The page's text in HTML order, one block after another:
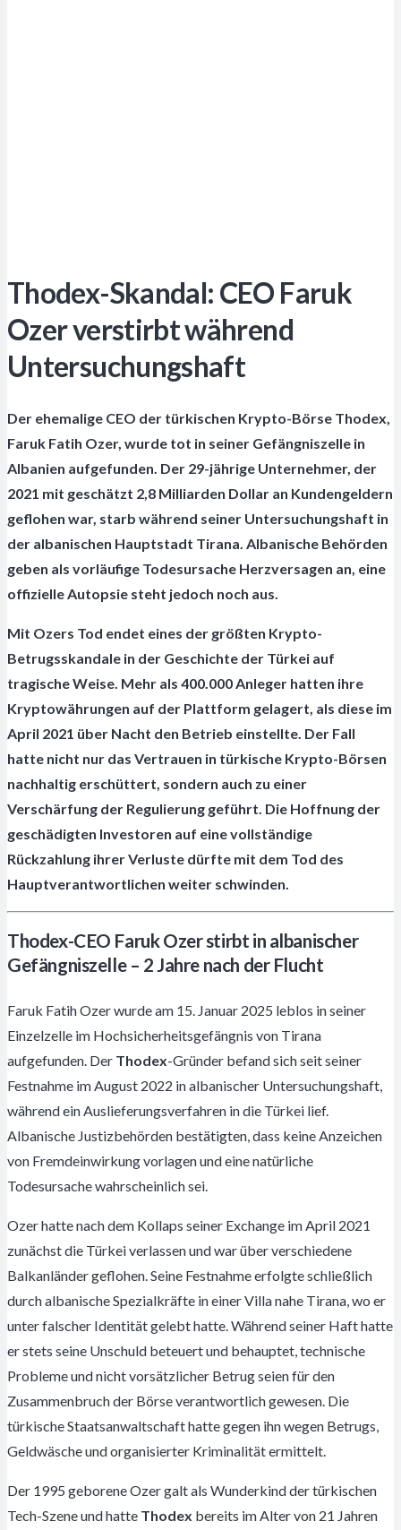
Thodex-Skandal: CEO Faruk
Ozer verstirbt während
Untersuchungshaft
Der ehemalige CEO der türkischen Krypto-Börse Thodex,
Faruk Fatih Ozer, wurde tot in seiner Gefängniszelle in
Albanien aufgefunden. Der 29-jährige Unternehmer, der
2021 mit geschätzt 2,8 Milliarden Dollar an Kundengeldern
geflohen war, starb während seiner Untersuchungshaft in
der albanischen Hauptstadt Tirana. Albanische Behörden
geben als vorläufige Todesursache Herzversagen an, eine
offizielle Autopsie steht jedoch noch aus.
Mit Ozers Tod endet eines der größten Krypto-
Betrugsskandale in der Geschichte der Türkei auf
tragische Weise. Mehr als 400.000 Anleger hatten ihre
Kryptowährungen auf der Plattform gelagert, als diese im
April 2021 über Nacht den Betrieb einstellte. Der Fall
hatte nicht nur das Vertrauen in türkische Krypto-Börsen
nachhaltig erschüttert, sondern auch zu einer
Verschärfung der Regulierung geführt. Die Hoffnung der
geschädigten Investoren auf eine vollständige
Rückzahlung ihrer Verluste dürfte mit dem Tod des
Hauptverantwortlichen weiter schwinden.
Thodex-CEO Faruk Ozer stirbt in albanischer
Gefängniszelle – 2 Jahre nach der Flucht
Faruk Fatih Ozer wurde am 15. Januar 2025 leblos in seiner
Einzelzelle im Hochsicherheitsgefängnis von Tirana
aufgefunden. Der Thodex-Gründer befand sich seit seiner
Festnahme im August 2022 in albanischer Untersuchungshaft,
während ein Auslieferungsverfahren in die Türkei lief.
Albanische Justizbehörden bestätigten, dass keine Anzeichen
von Fremdeinwirkung vorlagen und eine natürliche
Todesursache wahrscheinlich sei.
Ozer hatte nach dem Kollaps seiner Exchange im April 2021
zunächst die Türkei verlassen und war über verschiedene
Balkanländer geflohen. Seine Festnahme erfolgte schließlich
durch albanische Spezialkräfte in einer Villa nahe Tirana, wo er
unter falscher Identität gelebt hatte. Während seiner Haft hatte
er stets seine Unschuld beteuert und behauptet, technische
Probleme und nicht vorsätzlicher Betrug seien für den
Zusammenbruch der Börse verantwortlich gewesen. Die
türkische Staatsanwaltschaft hatte gegen ihn wegen Betrugs,
Geldwäsche und organisierter Kriminalität ermittelt.
Der 1995 geborene Ozer galt als Wunderkind der türkischen
Tech-Szene und hatte Thodex bereits im Alter von 21 Jahren